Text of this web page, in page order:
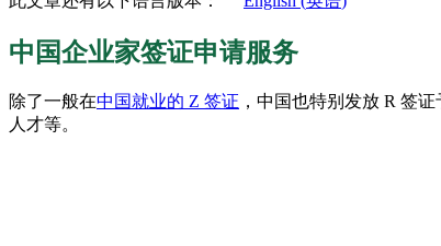
中国企业家签证申请服务
除了一般在中国就业的 Z 签证 ，中国也特别发放 R 签
人才等。